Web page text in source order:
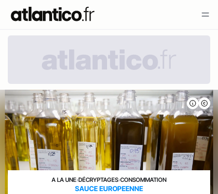
A LA UNE›DÉCRYPTAGES›CONSOMMATION
SAUCE EUROPEENNE